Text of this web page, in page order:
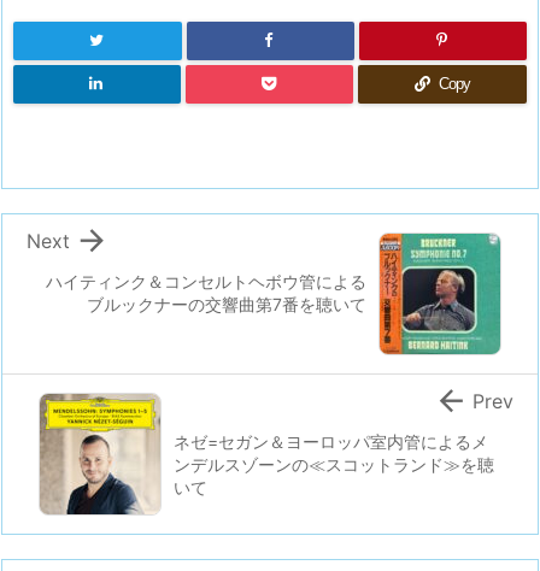
Copy
ハイティンク＆コンセルトヘボウ管による
ブルックナーの交響曲第7番を聴いて

Next
ネゼ=セガン＆ヨーロッパ室内管によるメ
ンデルスゾーンの≪スコットランド≫を聴
いて
 Prev